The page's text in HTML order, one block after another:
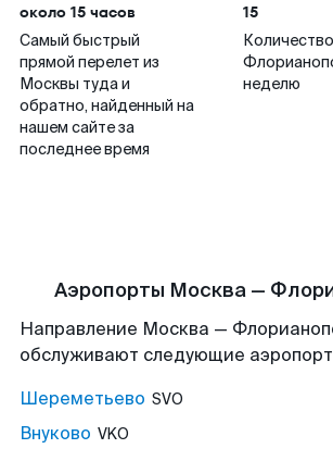
около 15 часов
Самый быстрый
прямой перелет из
Москвы туда и
обратно, найденный на
нашем сайте за
последнее время
15
неделю
Аэропорты Москва —
Направление Москва —
обслуживают следующие
Шереметьево SVO
Внуково VKO